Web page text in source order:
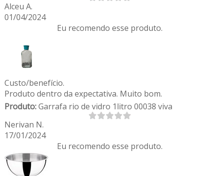
Alceu A.
01/04/2024
Eu recomendo esse produto.
Custo/benefício.
Produto dentro da expectativa. Muito bom.
Produto:Garrafa rio de vidro 1litro 00038 viva
Nerivan N.
17/01/2024
Eu recomendo esse produto.